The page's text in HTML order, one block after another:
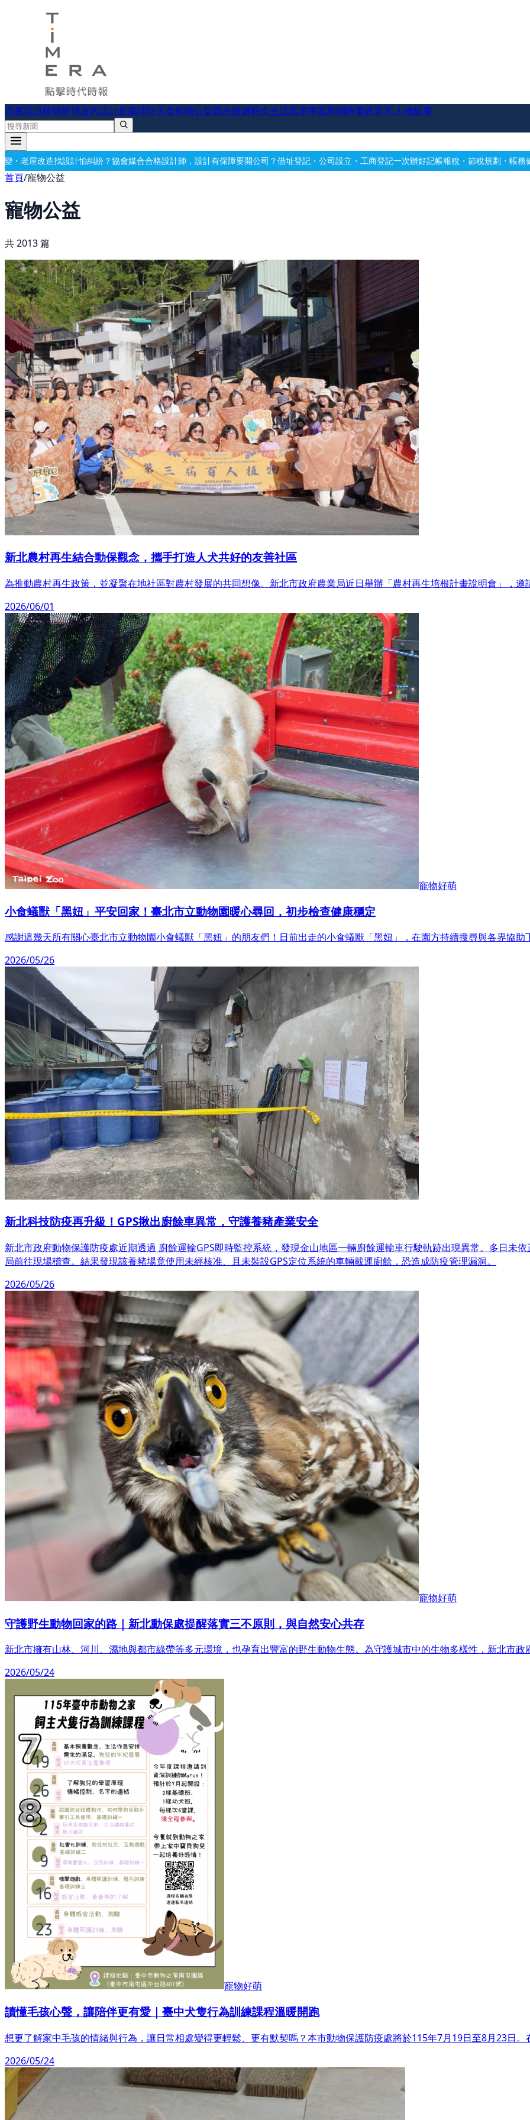
房產資訊棒球籃球室內設計創業理財美食寵物公益觀光旅遊藝文生活旗津專區新聞時事教育3C人物故事
糾紛？協會媒合合格設計師，設計有保障要開公司？借址登記・公司設立・工商登記一次辦好記帳報稅・節稅規劃・帳務健檢 借址登記・辦公
首頁/寵物公益
寵物公益
共2013篇
新北農村再生結合動保觀念，攜手打造人犬共好的友善社區
為推動農村再生政策，並凝聚在地社區對農村發展的共同想像。新北市政府農業局近日舉辦「農村再生培根計畫說明會」，
2026/06/01
寵物好萌
小食蟻獸「黑妞」平安回家！臺北市立動物園暖心尋回，初步檢查健康穩定
感謝這幾天所有關心臺北市立動物園小食蟻獸「黑妞」的朋友們！日前出走的小食蟻獸「黑妞」，在園方持續搜尋與各界協助
2026/05/26
新北科技防疫再升級！GPS揪出廚餘車異常，守護養豬產業安全
新北市政府動物保護防疫處近期透過 廚餘運輸GPS即時監控系統，發現金山地區一輛廚餘運輸車行駛軌跡出現異常。多日未
局前往現場稽查。結果發現該養豬場竟使用未經核准、且未裝設GPS定位系統的車輛載運廚餘，恐造成防疫管理漏洞。
2026/05/26
寵物好萌
守護野生動物回家的路｜新北動保處提醒落實三不原則，與自然安心共存
新北市擁有山林、河川、濕地與都市綠帶等多元環境，也孕育出豐富的野生動物生態。為守護城市中的生物多樣性，新北市
2026/05/24
寵物好萌
讀懂毛孩心聲，讓陪伴更有愛｜臺中犬隻行為訓練課程溫暖開跑
想更了解家中毛孩的情緒與行為，讓日常相處變得更輕鬆、更有默契嗎？本市動物保護防疫處將於115年7月19日至8月23日
2026/05/24